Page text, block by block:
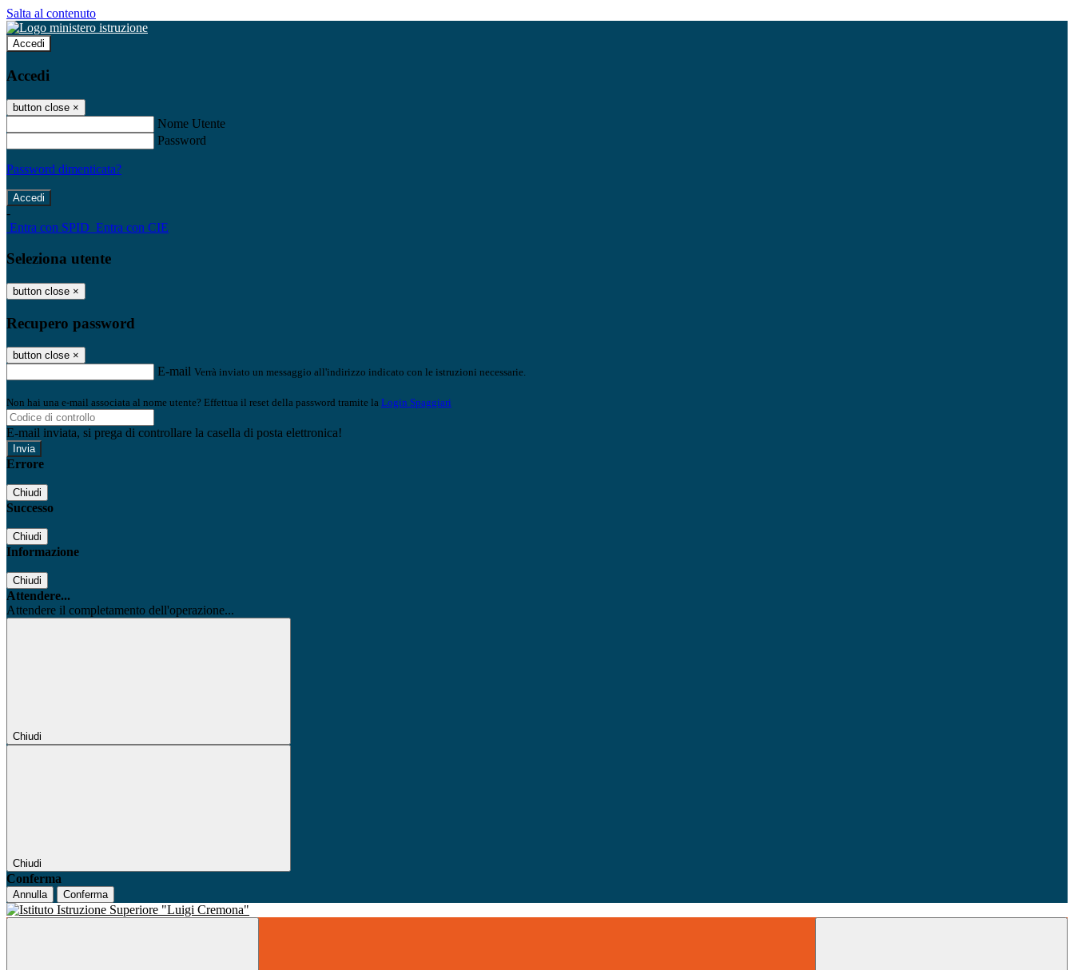
Salta al contenuto
Accedi
Accedi
button close ×
Nome Utente
Password
Password dimenticata?
-
Entra con SPID Entra con CIE
Seleziona utente
button close ×
Recupero password
button close ×
E-mail Verrà inviato un messaggio all'indirizzo indicato con le istruzioni necessarie.
Non hai una e-mail associata al nome utente? Effettua il reset della password tramite la Login Spaggiari
E-mail inviata, si prega di controllare la casella di posta elettronica!
Errore
Chiudi
Successo
Chiudi
Informazione
Chiudi
Attendere...
Attendere il completamento dell'operazione...
Chiudi
Chiudi
Conferma
Annulla Conferma